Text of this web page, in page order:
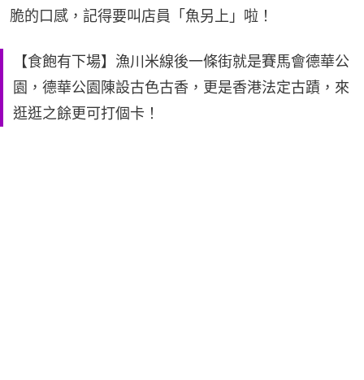
脆的口感，記得要叫店員「魚另上」啦！
【食飽有下場】漁川米線後一條街就是賽馬會德華公
園，德華公園陳設古色古香，更是香港法定古蹟，來
逛逛之餘更可打個卡！